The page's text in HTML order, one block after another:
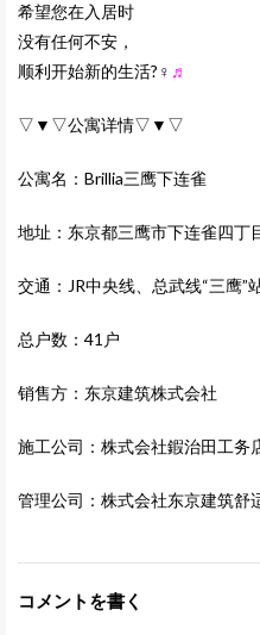
希望您在入居时
没有任何不安，
顺利开始新的生活?‍♀️ ♬
▽▼▽公寓详情▽▼▽
公寓名：Brillia三鹰下连雀
地址：东京都三鹰市下连雀四丁
交通：JR中央线、总武线“三鹰”
总户数：41户
销售方：东京建筑株式会社
施工公司：株式会社鍜治田工务
管理公司：株式会社东京建筑舒
コメントを書く